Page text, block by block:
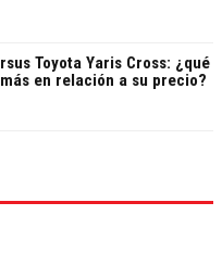
Toyota Yaris Cross: ¿qué
en relación a su precio?